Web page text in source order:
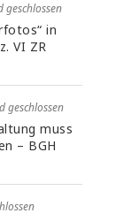
geschlossen
in
VI ZR
geschlossen
muss
– BGH